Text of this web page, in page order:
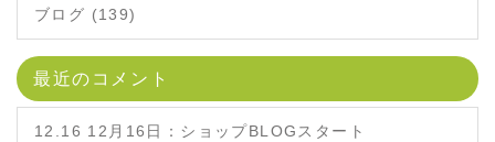
ブログ (139)
最近のコメント
12.16 12月16日：ショップBLOGスタート